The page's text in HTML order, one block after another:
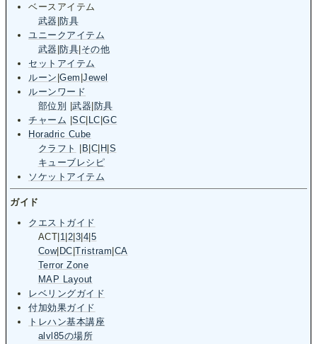
ベースアイテム
武器 |防具
ユニークアイテム
武器 |防具|その他
セットアイテム
ルーン |Gem |Jewel
ルーンワード
部位別 |武器|防具
チャーム |SC|LC|GC
Horadric Cube
クラフト |B|C|H|S
キューブレシピ
ソケットアイテム
ガイド
クエストガイド
ACT 1 2 3 4 5
Cow| DC |Tristram CA
Terror Zone
MAP Layout
レベリングガイド
付加効果ガイド
トレハン基本講座
alvl85の場所